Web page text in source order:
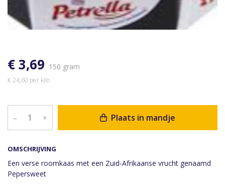
OMSCHRIJVING
Een verse roomkaas met een Zuid-Afrikaanse vrucht genaamd
Pepersweet
€ 3,69 150 gram
€ 24,60 per kilo
– + Plaats in mandje